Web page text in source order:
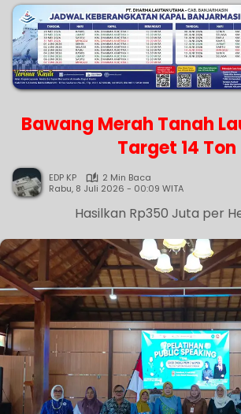
Bawang Merah Tanah
Target 14 Ton
EDP KP
2 Min Baca
Rabu, 8 Juli 2026 - 00:09 WITA
Hasilkan Rp350 Juta per